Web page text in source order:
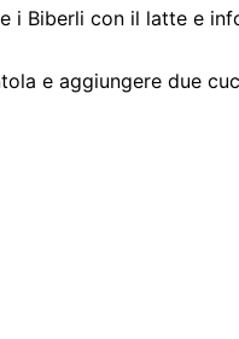
i Biberli con il latte e
e aggiungere due